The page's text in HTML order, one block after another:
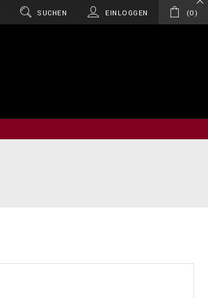
SUCHEN EINLOGGEN 0